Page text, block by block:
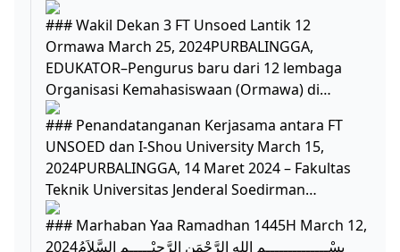
### Wakil Dekan 3 FT Unsoed Lantik 12
Ormawa March 25, 2024PURBALINGGA,
EDUKATOR–Pengurus baru dari 12 lembaga
Organisasi Kemahasiswaan (Ormawa) di…
### Penandatanganan Kerjasama antara FT
UNSOED dan I-Shou University March 15,
2024PURBALINGGA, 14 Maret 2024 – Fakultas
Teknik Universitas Jenderal Soedirman…
### Marhaban Yaa Ramadhan 1445H March 12,
2024بِسْــــــــــــــمِ اللهِ الرَّحْمَنِ الرَّحِيْـــــم السَّلاَمُ